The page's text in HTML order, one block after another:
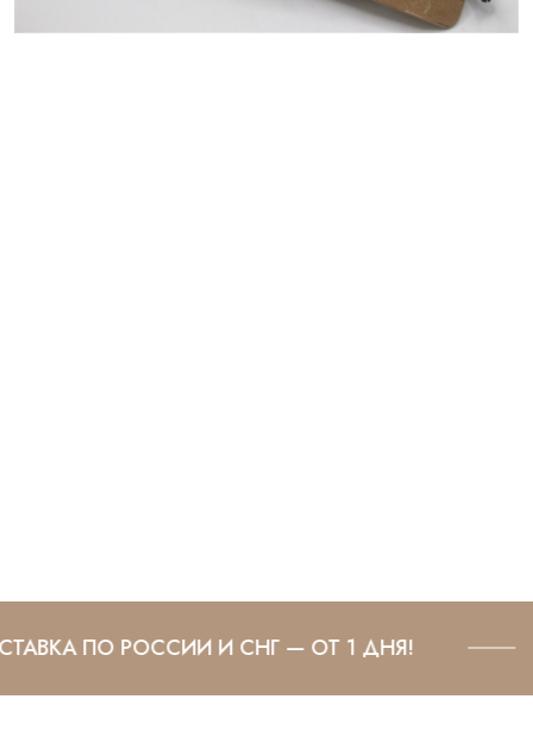
💎 КАЧЕСТВЕННЫЕ УКРАШЕНИЯ ПО